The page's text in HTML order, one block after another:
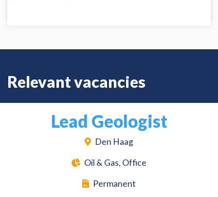
Relevant vacancies
Lead Geologist
Den Haag
Oil & Gas, Office
Permanent